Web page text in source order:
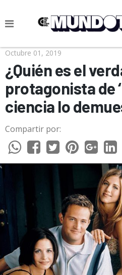
NOTICIAS
CULTURA POP
CIENCIA Y TECNOLOGÍA
VIDA
SOCIEDAD
CULTURIZANDO.COM
Octubre 01, 2019
¿Quién es el
protagonista de
ciencia lo
Compartir por: